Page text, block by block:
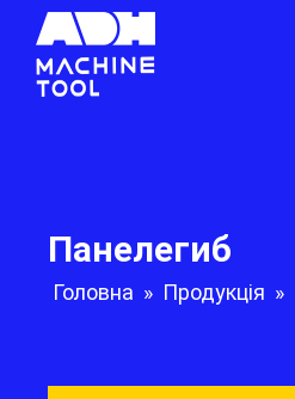
Панелегиб
Головна » Продукція »